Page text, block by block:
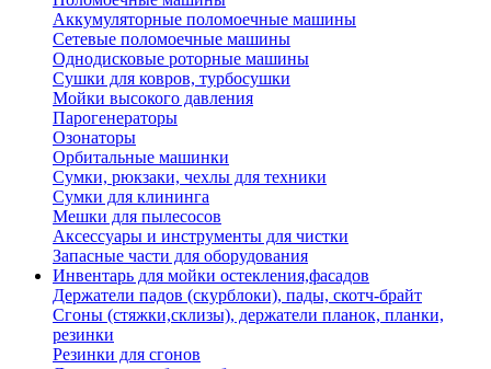
Аккумуляторные поломоечные машины
Сетевые поломоечные машины
Однодисковые роторные машины
Сушки для ковров, турбосушки
Мойки высокого давления
Парогенераторы
Озонаторы
Орбитальные машинки
Сумки, рюкзаки, чехлы для техники
Сумки для клининга
Мешки для пылесосов
Аксессуары и инструменты для чистки
Запасные части для оборудования
Инвентарь для мойки остекления,фасадов
Держатели падов (скурблоки), пады, скотч-брайт
Сгоны (стяжки,склизы), держатели планок, планки,
резинки
Резинки для сгонов